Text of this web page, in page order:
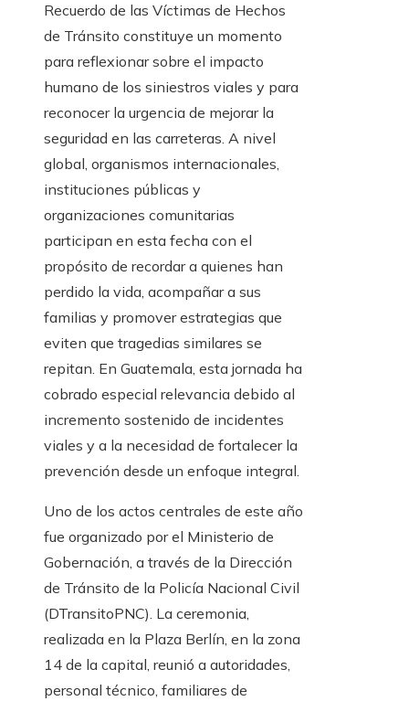
Recuerdo de las Víctimas de Hechos
de Tránsito constituye un momento
para reflexionar sobre el impacto
humano de los siniestros viales y para
reconocer la urgencia de mejorar la
seguridad en las carreteras. A nivel
global, organismos internacionales,
instituciones públicas y
organizaciones comunitarias
participan en esta fecha con el
propósito de recordar a quienes han
perdido la vida, acompañar a sus
familias y promover estrategias que
eviten que tragedias similares se
repitan. En Guatemala, esta jornada ha
cobrado especial relevancia debido al
incremento sostenido de incidentes
viales y a la necesidad de fortalecer la
prevención desde un enfoque integral.
Uno de los actos centrales de este año
fue organizado por el Ministerio de
Gobernación, a través de la Dirección
de Tránsito de la Policía Nacional Civil
(DTransitoPNC). La ceremonia,
realizada en la Plaza Berlín, en la zona
14 de la capital, reunió a autoridades,
personal técnico, familiares de